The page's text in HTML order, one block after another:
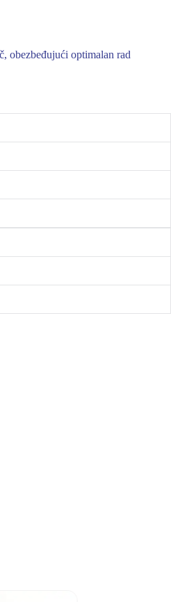
obezbeđujući optimalan rad